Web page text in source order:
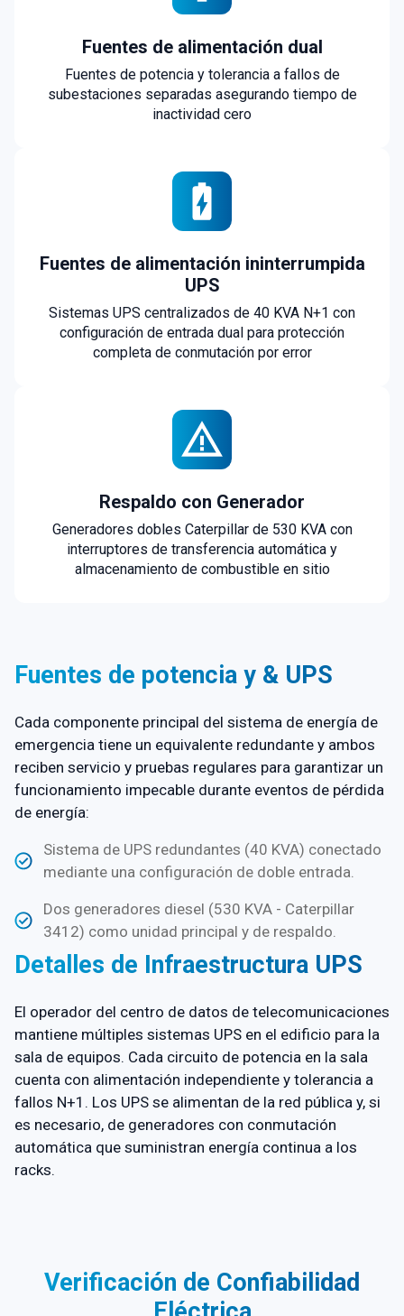
Fuentes de alimentación dual
Fuentes de potencia y tolerancia a fallos de
subestaciones separadas asegurando tiempo de
inactividad cero
Fuentes de alimentación ininterrumpida
UPS
Sistemas UPS centralizados de 40 KVA N+1 con
configuración de entrada dual para protección
completa de conmutación por error
Respaldo con Generador
Generadores dobles Caterpillar de 530 KVA con
interruptores de transferencia automática y
almacenamiento de combustible en sitio
Fuentes de potencia y & UPS
Cada componente principal del sistema de energía de
emergencia tiene un equivalente redundante y ambos
reciben servicio y pruebas regulares para garantizar un
funcionamiento impecable durante eventos de pérdida
de energía:
Sistema de UPS redundantes (40 KVA) conectado
mediante una configuración de doble entrada.
Dos generadores diesel (530 KVA - Caterpillar
3412) como unidad principal y de respaldo.
Detalles de Infraestructura UPS
El operador del centro de datos de telecomunicaciones
mantiene múltiples sistemas UPS en el edificio para la
sala de equipos. Cada circuito de potencia en la sala
cuenta con alimentación independiente y tolerancia a
fallos N+1. Los UPS se alimentan de la red pública y, si
es necesario, de generadores con conmutación
automática que suministran energía continua a los
racks.
Verificación de Confiabilidad